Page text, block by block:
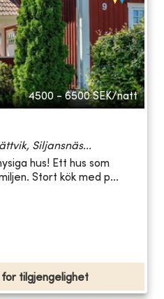
4500 - 6500 SEK/natt
Siljansnäs...
hus! Ett hus som
Stort kök med p...
tilgjengelighet